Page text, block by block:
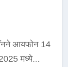
आयफोन 14
मध्ये...